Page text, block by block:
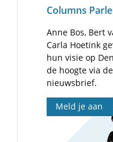
Columns
Anne Bos, Bert
Carla Hoetink
hun visie op
de hoogte via de
nieuwsbrief.
Meld je aan